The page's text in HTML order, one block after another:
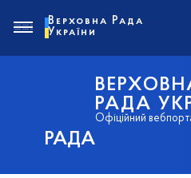
РАДА
РАДА
Офіційний
Верховна Рада
України